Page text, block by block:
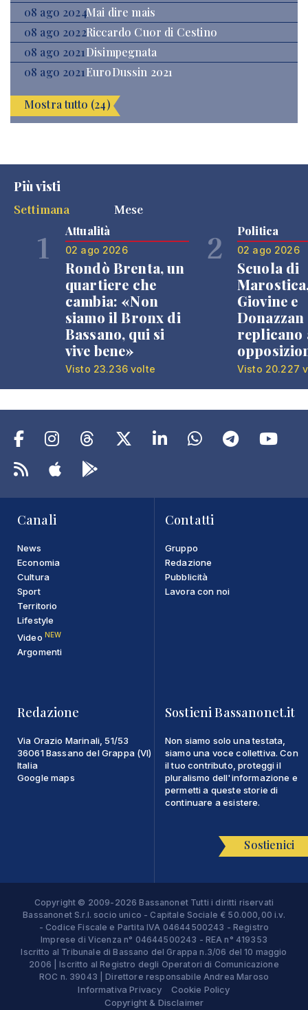
08 ago 2024Mai dire mais
08 ago 2022Riccardo Cuor di Cestino
08 ago 2021Disimpegnata
08 ago 2021EuroDussin 2021
Mostra tutto (24)
Più visti
Settimana
Mese
1 Attualità
02 ago 2026
Rondò Brenta, un
quartiere che
cambia: «Non
siamo il Bronx di
Bassano, qui si
vive bene»
Visto 23.236 volte
2 Politica
02 ago 2026
Scuola di
Giovine e
Donazzan
replicano
Visto 20.227
Canali
News
Economia
Cultura
Sport
Territorio
Lifestyle
Video NEW
Argomenti
Contatti
Gruppo
Redazione
Pubblicità
Lavora con noi
Redazione
Via Orazio Marinali, 51/53
36061 Bassano del Grappa (VI)
Italia
Google maps
Sostieni Bassanonet.it
Non siamo solo una testata,
siamo una voce collettiva. Con
il tuo contributo, proteggi il
pluralismo dell'informazione e
permetti a queste storie di
continuare a esistere.
Sostienici
Copyright © 2009-2026 Bassanonet Tutti i diritti riservati
Bassanonet S.r.l. socio unico - Capitale Sociale € 50.000,00 i.v.
- Codice Fiscale e Partita IVA 04644500243 - Registro
Imprese di Vicenza n° 04644500243 - REA n° 419353
Iscritto al Tribunale di Bassano del Grappa n.3/06 del 10 maggio
2006 | Iscritto al Registro degli Operatori di Comunicazione
ROC n. 39043 | Direttore responsabile Andrea Maroso
Informativa Privacy
Cookie Policy
Copyright & Disclaimer